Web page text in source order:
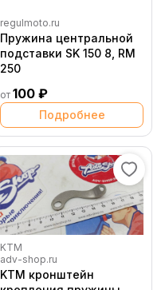
regulmoto.ru
Пружина центральной
подставки SK 150 8, RM
250
от 100 ₽
Подробнее
KTM
adv-shop.ru
KTM кронштейн